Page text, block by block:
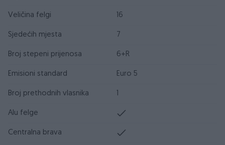
Veličina felgi 16
Sjedećih mjesta 7
Broj stepeni prijenosa 6+R
Emisioni standard Euro 5
Broj prethodnih vlasnika 1
Alu felge
Centralna brava